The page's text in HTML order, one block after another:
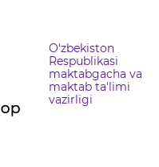
O‘zbekiston
Respublikasi
maktabgacha va
maktab ta'limi
vazirligi